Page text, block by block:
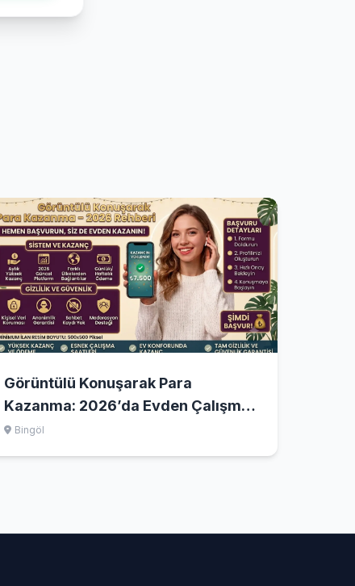
Görüntülü Konuşarak Para
Kazanma: 2026’da Evden Çalışma
Rehberi
Bingöl